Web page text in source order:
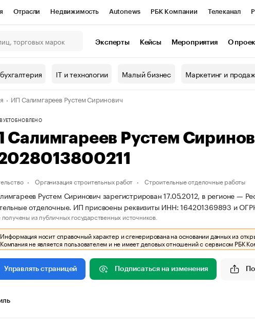
Отрасли Недвижимость Autonews РБК Компании Телеканал
Проверка контрагентов
валюты
Эксперты Кейсы Мероприятия О
IT и технологии Малый бизнес Маркетинг и
ИП Салимгареев Рустем Сиринович
ОБНОВЛЕНО
Салимгареев Рустем
Организация строительных работ Строительные отделочные работы
Рустем Сиринович зарегистрирован 17.05.2012, в регионе —
отделочные. ИП присвоены реквизиты ИНН: 164201369893 и
из публичных государственных источников.
Информация носит справочный характер и сгенерирована на основании данных из
Компания не является пользователем и не имеет деловых отношений с сервисом РБК
Управлять страницей Подписаться на изменения